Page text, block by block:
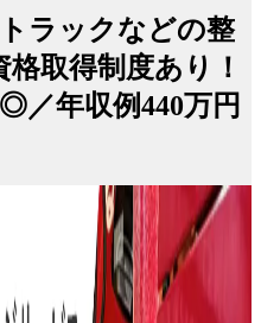
ラックなどの整
取得制度あり！
／年収例440万円